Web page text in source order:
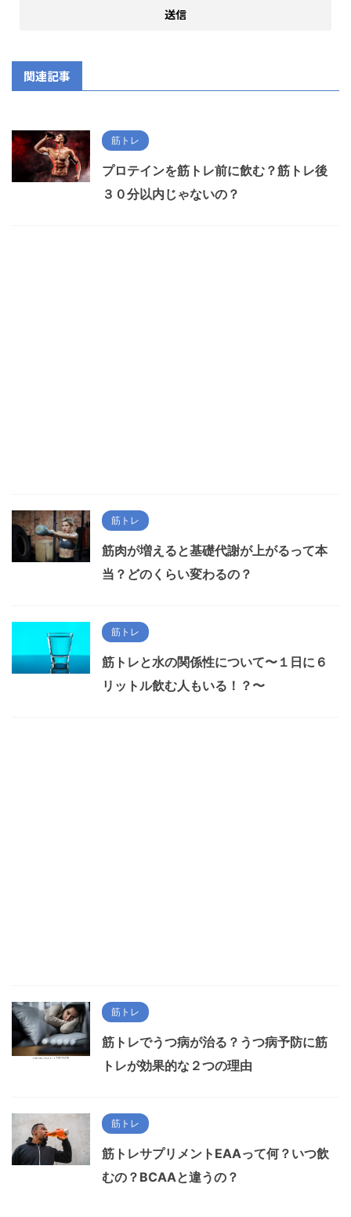
関連記事
筋トレ
プロテインを筋トレ前に飲む？筋トレ後
３０分以内じゃないの？
筋トレ
筋肉が増えると基礎代謝が上がるって本
当？どのくらい変わるの？
筋トレ
筋トレと水の関係性について〜１日に６
リットル飲む人もいる！？〜
筋トレ
筋トレでうつ病が治る？うつ病予防に筋
トレが効果的な２つの理由
筋トレ
筋トレサプリメントEAAって何？いつ飲
むの？BCAAと違うの？